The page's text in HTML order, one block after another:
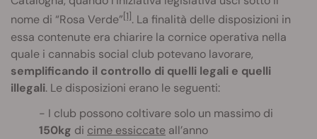
nome di “Rosa Verde”[1]. La finalità delle disposizioni in
essa contenute era chiarire la cornice operativa nella
quale i cannabis social club potevano lavorare,
semplificando il controllo di quelli legali e quelli
illegali. Le disposizioni erano le seguenti:
I club possono coltivare solo un massimo di
150kg di cime essiccate all’anno